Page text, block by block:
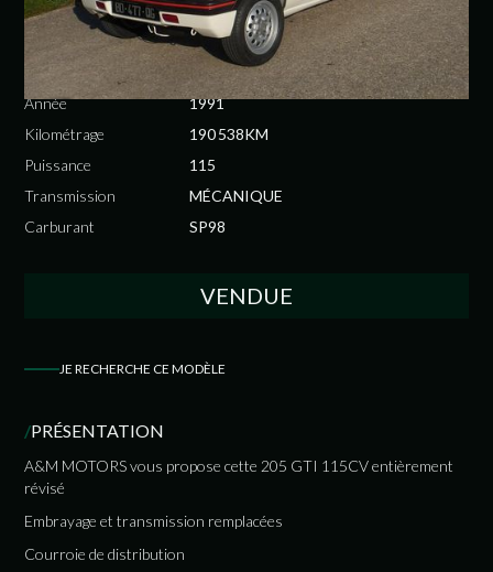
PEUGEOT
205 GTI 115CV
Année
1991
Kilométrage
190 538KM
Puissance
115
Transmission
MÉCANIQUE
Carburant
SP98
VENDUE
JE RECHERCHE CE MODÈLE
/PRÉSENTATION
A&M MOTORS vous propose cette 205 GTI 115CV entièrement
révisé
Embrayage et transmission remplacées
Courroie de distribution